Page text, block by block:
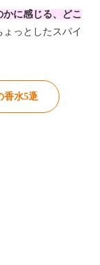
かに感じる、どこ
ょっとしたスパイ
香水5選